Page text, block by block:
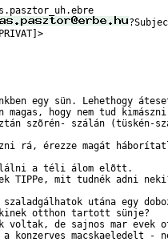
egy sün. Lehethogy
magas, hogy nem tud
szõrén- szálán (tüskén-
rá, érezze magát
a téli álom elõtt.
TIPPe, mit tudnék adni
szaladgálhatok utána egy
otthon tartott sünje?
voltak, de sajnos mar evek
konzerves macskaeledelt -